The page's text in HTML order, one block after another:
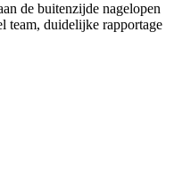
de buitenzijde nagelopen
team, duidelijke rapportage